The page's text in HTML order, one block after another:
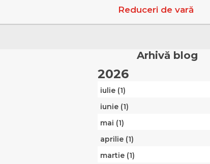
Reduceri de vară
Arhivă blog
2026
iulie (1)
iunie (1)
mai (1)
aprilie (1)
martie (1)